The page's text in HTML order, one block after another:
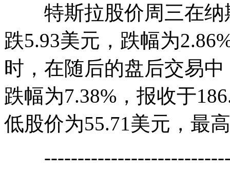
特斯拉股价周三在纳
跌5.93美元，跌幅为
时，在随后的盘后交易
跌幅为7.38%，报收于
低股价为55.71美元，最